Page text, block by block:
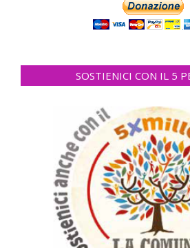
SOSTIENICI CON IL 5